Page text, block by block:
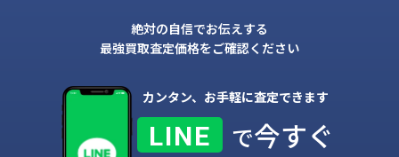
絶対の自信でお伝えする
最強買取査定価格をご確認ください
カンタン、お手軽に査定できます
LINE で今すぐ